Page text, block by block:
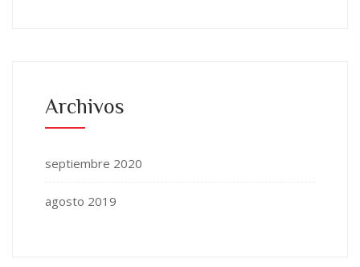
Archivos
septiembre 2020
agosto 2019